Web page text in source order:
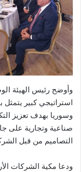
وأوضح رئيس الهيئة
استراتيجي كبير يتمثل
وسوريا بهدف تعزيز
صناعية وتجارية على
التصاميم من قبل
ودعا مكية الشركات